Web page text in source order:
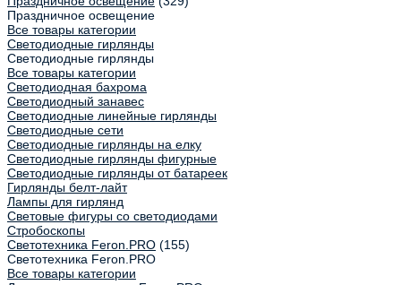
Праздничное освещение
Все товары категории
Светодиодные гирлянды
Светодиодные гирлянды
Все товары категории
Светодиодная бахрома
Светодиодный занавес
Светодиодные линейные гирлянды
Светодиодные сети
Светодиодные гирлянды на елку
Светодиодные гирлянды фигурные
Светодиодные гирлянды от батареек
Гирлянды белт-лайт
Лампы для гирлянд
Световые фигуры со светодиодами
Стробоскопы
Светотехника Feron.PRO (155)
Светотехника Feron.PRO
Все товары категории